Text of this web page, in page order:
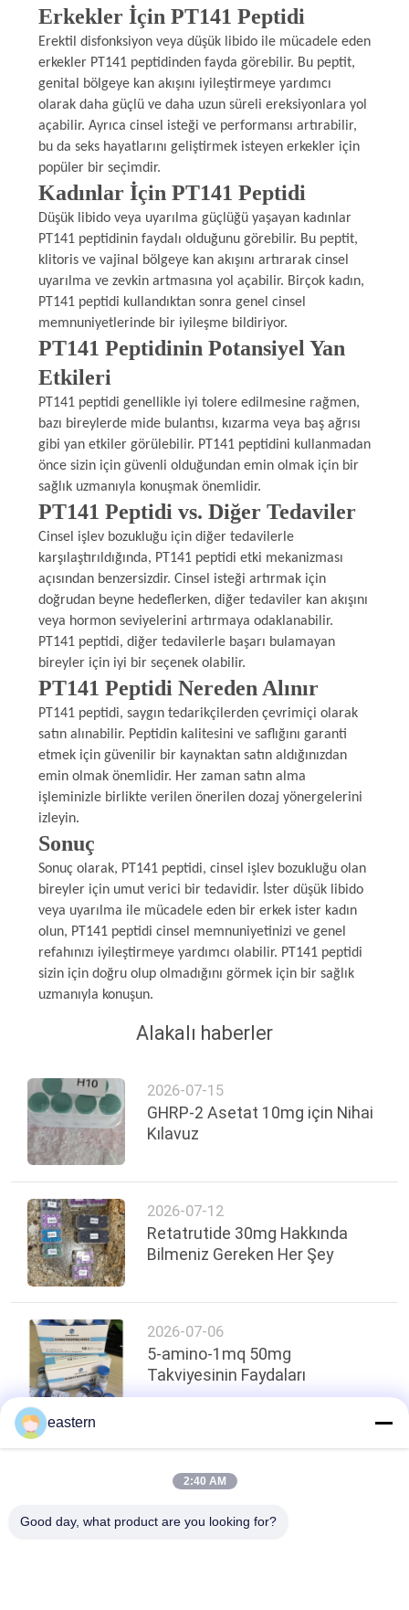
Erkekler İçin PT141 Peptidi
Erektil disfonksiyon veya düşük libido ile mücadele eden
erkekler PT141 peptidinden fayda görebilir. Bu peptit,
genital bölgeye kan akışını iyileştirmeye yardımcı
olarak daha güçlü ve daha uzun süreli ereksiyonlara yol
açabilir. Ayrıca cinsel isteği ve performansı artırabilir,
bu da seks hayatlarını geliştirmek isteyen erkekler için
popüler bir seçimdir.
Kadınlar İçin PT141 Peptidi
Düşük libido veya uyarılma güçlüğü yaşayan kadınlar
PT141 peptidinin faydalı olduğunu görebilir. Bu peptit,
klitoris ve vajinal bölgeye kan akışını artırarak cinsel
uyarılma ve zevkin artmasına yol açabilir. Birçok kadın,
PT141 peptidi kullandıktan sonra genel cinsel
memnuniyetlerinde bir iyileşme bildiriyor.
PT141 Peptidinin Potansiyel Yan
Etkileri
PT141 peptidi genellikle iyi tolere edilmesine rağmen,
bazı bireylerde mide bulantısı, kızarma veya baş ağrısı
gibi yan etkiler görülebilir. PT141 peptidini kullanmadan
önce sizin için güvenli olduğundan emin olmak için bir
sağlık uzmanıyla konuşmak önemlidir.
PT141 Peptidi vs. Diğer Tedaviler
Cinsel işlev bozukluğu için diğer tedavilerle
karşılaştırıldığında, PT141 peptidi etki mekanizması
açısından benzersizdir. Cinsel isteği artırmak için
doğrudan beyne hedeflerken, diğer tedaviler kan akışını
veya hormon seviyelerini artırmaya odaklanabilir.
PT141 peptidi, diğer tedavilerle başarı bulamayan
bireyler için iyi bir seçenek olabilir.
PT141 Peptidi Nereden Alınır
PT141 peptidi, saygın tedarikçilerden çevrimiçi olarak
satın alınabilir. Peptidin kalitesini ve saflığını garanti
etmek için güvenilir bir kaynaktan satın aldığınızdan
emin olmak önemlidir. Her zaman satın alma
işleminizle birlikte verilen önerilen dozaj yönergelerini
izleyin.
Sonuç
Sonuç olarak, PT141 peptidi, cinsel işlev bozukluğu olan
bireyler için umut verici bir tedavidir. İster düşük libido
veya uyarılma ile mücadele eden bir erkek ister kadın
olun, PT141 peptidi cinsel memnuniyetinizi ve genel
refahınızı iyileştirmeye yardımcı olabilir. PT141 peptidi
sizin için doğru olup olmadığını görmek için bir sağlık
uzmanıyla konuşun.
Alakalı haberler
2026-07-15
GHRP-2 Asetat 10mg için Nihai
Kılavuz
2026-07-12
Retatrutide 30mg Hakkında
Bilmeniz Gereken Her Şey
2026-07-06
5-amino-1mq 50mg
Takviyesinin Faydaları
Sayfanın Üstü
eastern
2:40 AM
Good day, what product are you looking for?